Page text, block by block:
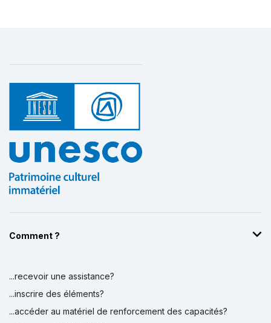
Comment ?
...recevoir une assistance?
...inscrire des éléments?
...accéder au matériel de renforcement des capacités?